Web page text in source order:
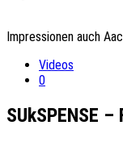
Impressionen auch
Videos
0
SUkSPENSE